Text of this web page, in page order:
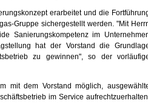
erarbeitet und die
Gruppe sichergestellt werden. "Mit
Sanierungskompetenz im
hat der Vorstand die
zu gewinnen", so der
mit dem Vorstand möglich,
im Service